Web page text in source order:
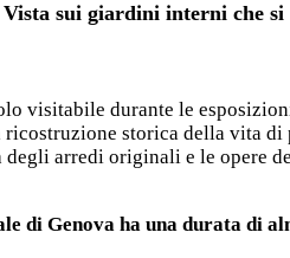
Vista sui giardini interni che
visitabile durante le
ricostruzione storica della vita
degli arredi originali e le opere
di Genova ha una durata di